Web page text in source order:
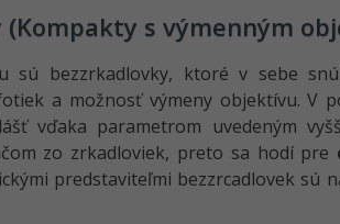
(Kompakty s výmenným
sú bezzrkadlovky, ktoré v sebe
a možnosť výmeny objektívu. V
vďaka parametrom uvedeným
zo zrkadloviek, preto sa hodí pre
predstaviteľmi bezzrcadlovek sú